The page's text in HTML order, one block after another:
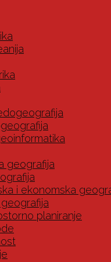
geografija
i ekonomska
planiranje